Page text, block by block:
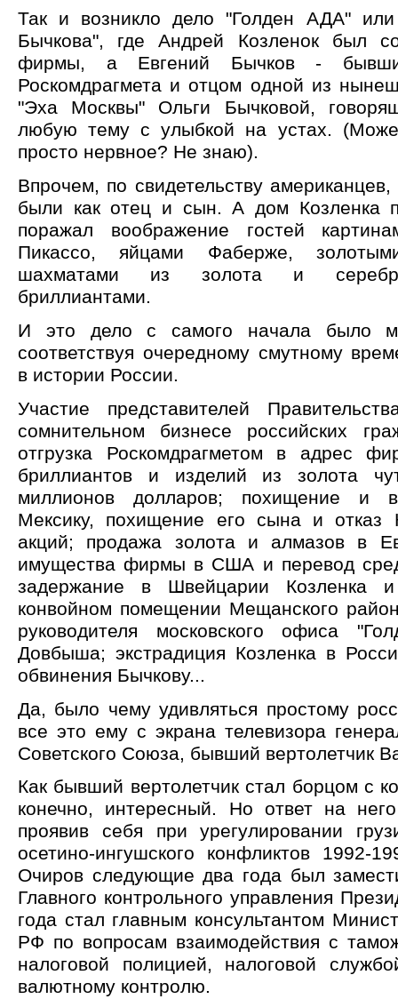
Так и возникло дело "Голден АДА"
Бычкова", где Андрей Козленок был
фирмы, а Евгений Бычков -
Роскомдрагмета и отцом одной из
"Эха Москвы" Ольги Бычковой,
любую тему с улыбкой на устах.
просто нервное? Не знаю).
Впрочем, по свидетельству
были как отец и сын. А дом Козленка
поражал воображение гостей
Пикассо, яйцами Фаберже,
шахматами из золота и
бриллиантами.
И это дело с самого начала было
соответствуя очередному смутному
в истории России.
Участие представителей
сомнительном бизнесе российских
отгрузка Роскомдрагметом в адрес
бриллиантов и изделий из золота
миллионов долларов; похищение и
Мексику, похищение его сына и отказ
акций; продажа золота и алмазов в
имущества фирмы в США и перевод
задержание в Швейцарии Козленка
конвойном помещении Мещанского
руководителя московского офиса
Довбыша; экстрадиция Козленка в
обвинения Бычкову...
Да, было чему удивляться простому
все это ему с экрана телевизора
Советского Союза, бывший вертолетчик
Как бывший вертолетчик стал борцом с
конечно, интересный. Но ответ на
проявив себя при урегулировании
осетино-ингушского конфликтов 1992-
Очиров следующие два года был
Главного контрольного управления
года стал главным консультантом
РФ по вопросам взаимодействия с
налоговой полицией, налоговой
валютному контролю.